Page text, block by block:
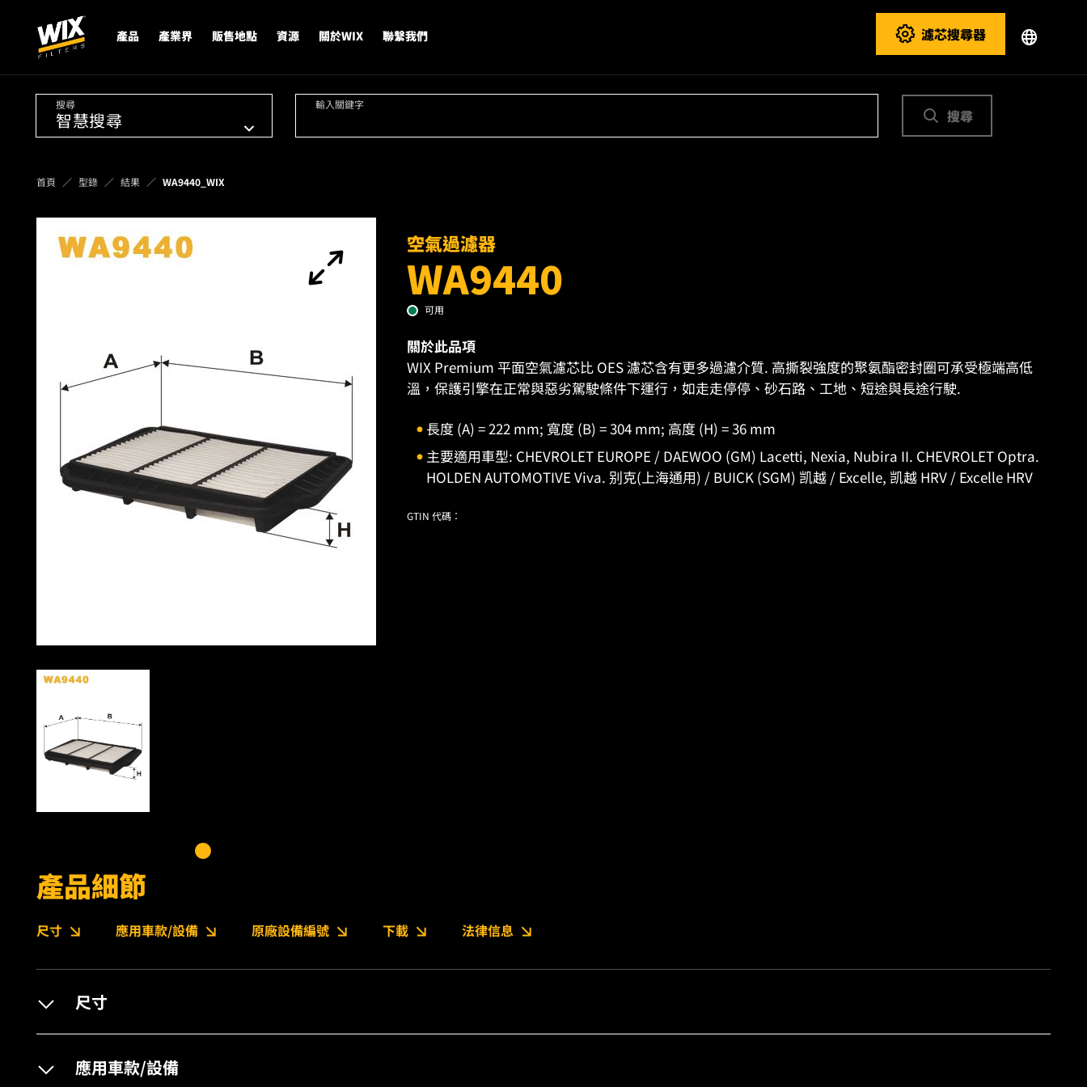
產品 產業界 販售地點 資源 關於WIX 聯繫我們 濾芯搜尋器
搜尋 輸入關鍵字
搜尋
首頁 型錄 結果 WA9440_WIX
空氣過濾器
WA9440
可用
關於此品項
WIX Premium 平面空氣濾芯比 OES 濾芯含有更多過濾介質. 高撕裂強度的聚氨酯密封圈可承受極端高低
溫，保護引擎在正常與惡劣駕駛條件下運行，如走走停停、砂石路、工地、短途與長途行駛.
長度 (A) = 222 mm; 寬度 (B) = 304 mm; 高度 (H) = 36 mm
主要適用車型: CHEVROLET EUROPE / DAEWOO (GM) Lacetti, Nexia, Nubira II. CHEVROLET Optra.
HOLDEN AUTOMOTIVE Viva. 别克(上海通用) / BUICK (SGM) 凯越 / Excelle, 凯越 HRV / Excelle HRV
GTIN 代碼：
產品細節
尺寸 應用車款/設備 原廠設備編號 下載 法律信息
尺寸
應用車款/設備